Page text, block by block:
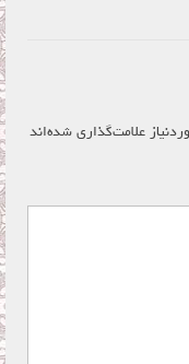
علامت‌گذاری شده‌اند